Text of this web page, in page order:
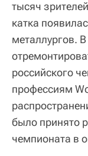
тысяч
катка
металлургов.
российского
профессиям
было принято
чемпионата в